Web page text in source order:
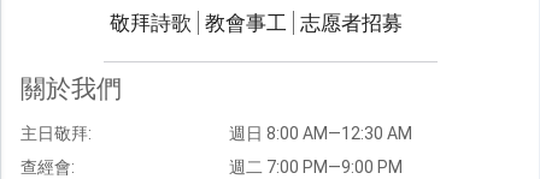
光明週刊 學習聖經
聖經故事
敬拜詩歌 教會事工 志愿者招募
關於我們
主日敬拜:
查經會:
週日 8:00 AM—12:30 AM
週二 7:00 PM—9:00 PM